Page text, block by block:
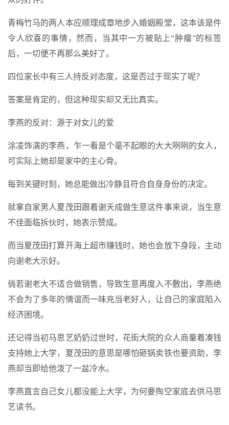
青梅竹马的两人本应顺理成章地步入婚姻殿堂，这本该是件
令人欣喜的事情，然而，当其中一方被贴上“肿瘤”的标签
后，一切便不再那么美好了。
四位家长中有三人持反对态度，这是否过于现实了呢？
答案是肯定的，但这种现实却又无比真实。
李燕的反对：源于对女儿的爱
涂凌饰演的李燕，乍一看是个毫不起眼的大大咧咧的女人，
可实际上她却是家中的主心骨。
每到关键时刻，她总能做出冷静且符合自身身份的决定。
就拿自家男人夏茂田跟着谢天成做生意这件事来说，当生意
不佳面临拆伙时，她表示赞成。
而当夏茂田打算开海上超市赚钱时，她也会放下身段，主动
向谢老大示好。
倘若谢老大不适合做销售，导致生意再度入不敷出，李燕绝
不会为了多年的情谊而一味充当老好人，让自己的家庭陷入
经济困境。
还记得当初马思艺奶奶过世时，花街大院的众人商量着凑钱
支持她上大学，夏茂田的意思是哪怕砸锅卖铁也要资助，李
燕却当即给他泼了一盆冷水。
李燕直言自己女儿都没能上大学，为何要掏空家底去供马思
艺读书。